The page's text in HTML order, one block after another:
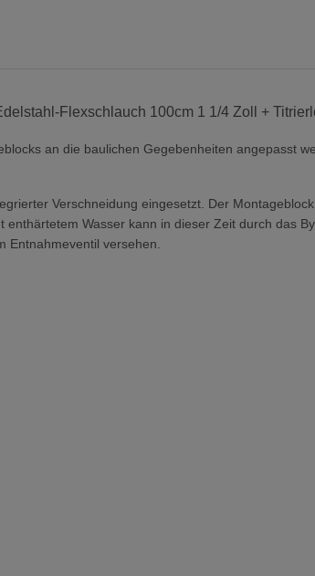
Flexschlauch 100cm 1 1/4 Zoll +
an die baulichen Gegebenheiten angepasst
Verschneidung eingesetzt. Der
Wasser kann in dieser Zeit durch das
Entnahmeventil versehen.